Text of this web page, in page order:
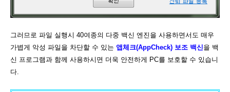
그러므로 파일 실행시 40여종의 다중 백신 엔진을 사용하면서도 매우
가볍게 악성 파일을 차단할 수 있는 앱체크(AppCheck) 보조 백신을 백
신 프로그램과 함께 사용하시면 더욱 안전하게 PC를 보호할 수 있습니
다.